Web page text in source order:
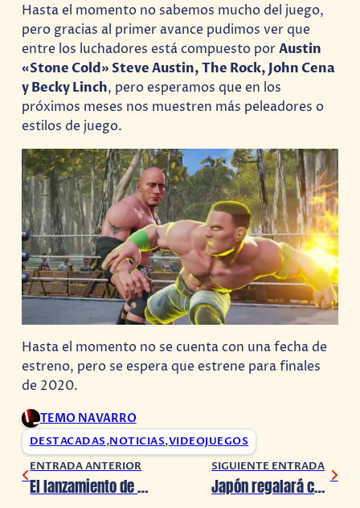
Hasta el momento no sabemos mucho del juego,
pero gracias al primer avance pudimos ver que
entre los luchadores está compuesto porAustin
«Stone Cold» Steve Austin, The Rock, John Cena
y Becky Linch, pero esperamos que en los
próximos meses nos muestren más peleadores o
estilos de juego.
Hasta el momento no se cuenta con una fecha de
estreno, pero se espera que estrene para finales
de 2020.
TEMO NAVARRO
DESTACADAS,NOTICIAS,VIDEOJUEGOS
ENTRADA ANTERIOR
El lanzamiento de «The Haunting of Bly Manor» no se verá afectado por COVID-19
SIGUIENTE ENTRADA
Japón regalará consolas a familias con niños menores de 16 años para respetar la cuarentena